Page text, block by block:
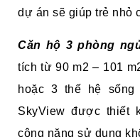
dự án sẽ giúp trẻ nhỏ
Căn hộ 3 phòng
tích từ 90 m2 – 101
hoặc 3 thế hệ sống
SkyView được thiết
công năng sử dụng